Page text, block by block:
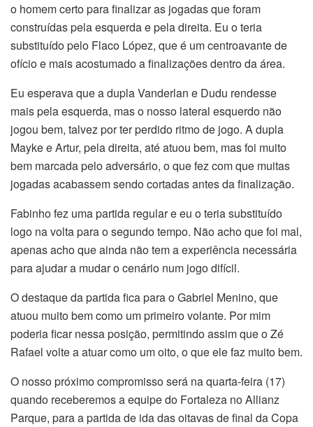
o homem certo para finalizar as jogadas que foram
construídas pela esquerda e pela direita. Eu o teria
substituído pelo Flaco López, que é um centroavante de
ofício e mais acostumado a finalizações dentro da área.
Eu esperava que a dupla Vanderlan e Dudu rendesse
mais pela esquerda, mas o nosso lateral esquerdo não
jogou bem, talvez por ter perdido ritmo de jogo. A dupla
Mayke e Artur, pela direita, até atuou bem, mas foi muito
bem marcada pelo adversário, o que fez com que muitas
jogadas acabassem sendo cortadas antes da finalização.
Fabinho fez uma partida regular e eu o teria substituído
logo na volta para o segundo tempo. Não acho que foi mal,
apenas acho que ainda não tem a experiência necessária
para ajudar a mudar o cenário num jogo difícil.
O destaque da partida fica para o Gabriel Menino, que
atuou muito bem como um primeiro volante. Por mim
poderia ficar nessa posição, permitindo assim que o Zé
Rafael volte a atuar como um oito, o que ele faz muito bem.
O nosso próximo compromisso será na quarta-feira (17)
quando receberemos a equipe do Fortaleza no Allianz
Parque, para a partida de ida das oitavas de final da Copa